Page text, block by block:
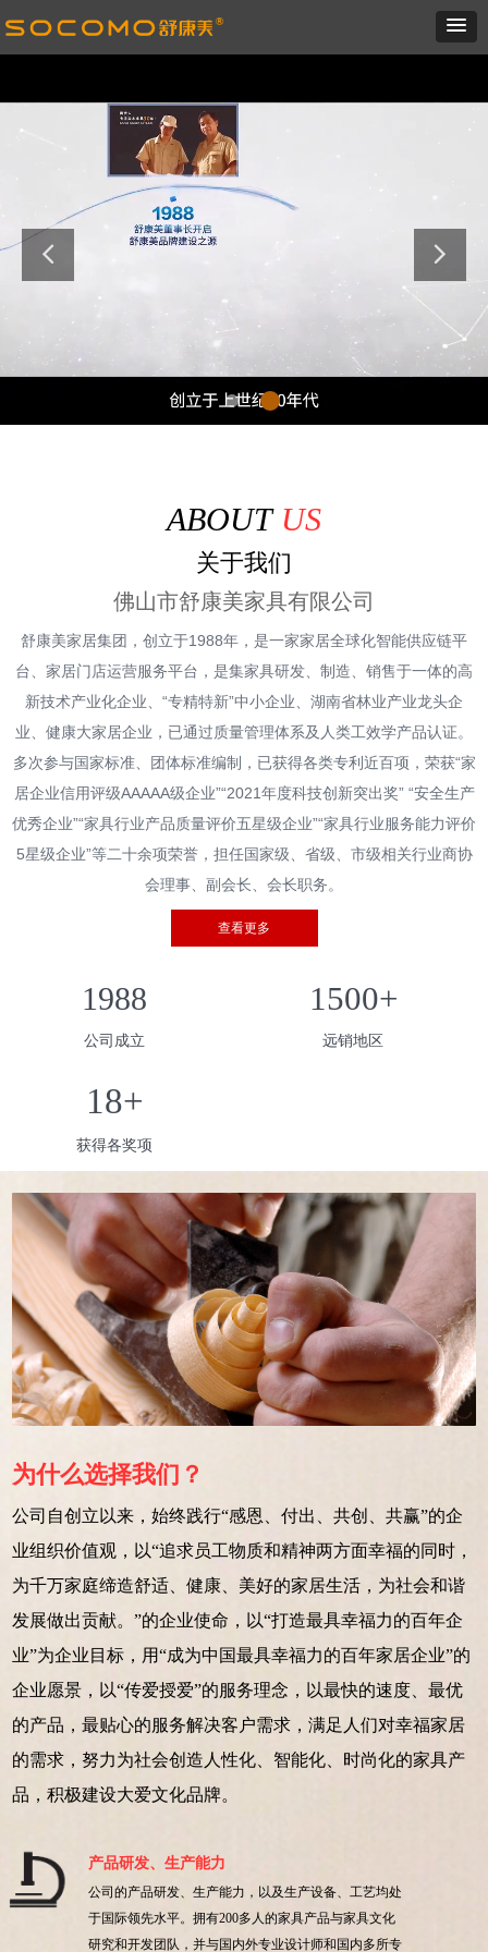
ABOUT US
关于我们
佛山市舒康美家具有限公司
舒康美家居集团，创立于1988年，是一家家居全球化智能供应链平
台、家居门店运营服务平台，是集家具研发、制造、销售于一体的高
新技术产业化企业、“专精特新”中小企业、湖南省林业产业龙头企
业、健康大家居企业，已通过质量管理体系及人类工效学产品认证。
多次参与国家标准、团体标准编制，已获得各类专利近百项，荣获“家
居企业信用评级AAAAA级企业”“2021年度科技创新突出奖” “安全生产
优秀企业”“家具行业产品质量评价五星级企业”“家具行业服务能力评价
5星级企业”等二十余项荣誉，担任国家级、省级、市级相关行业商协
会理事、副会长、会长职务。
查看更多
为什么选择我们？
公司自创立以来，始终践行“感恩、付出、共创、共赢”的企
业组织价值观，以“追求员工物质和精神两方面幸福的同时，
为千万家庭缔造舒适、健康、美好的家居生活，为社会和谐
发展做出贡献。”的企业使命，以“打造最具幸福力的百年企
业”为企业目标，用“成为中国最具幸福力的百年家居企业”的
企业愿景，以“传爱授爱”的服务理念，以最快的速度、最优
的产品，最贴心的服务解决客户需求，满足人们对幸福家居
的需求，努力为社会创造人性化、智能化、时尚化的家具产
品，积极建设大爱文化品牌。
产品研发、生产能力
公司的产品研发、生产能力，以及生产设备、工艺均处
于国际领先水平。拥有200多人的家具产品与家具文化
研究和开发团队，并与国内外专业设计师和国内多所专
1500+
远销地区
1988
公司成立
18+
获得各奖项